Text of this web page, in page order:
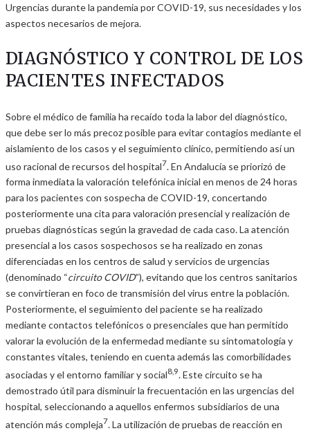
Urgencias durante la pandemia por COVID-19, sus necesidades y los
aspectos necesarios de mejora.
DIAGNÓSTICO Y CONTROL DE LOS
PACIENTES INFECTADOS
Sobre el médico de familia ha recaído toda la labor del diagnóstico,
que debe ser lo más precoz posible para evitar contagios mediante el
aislamiento de los casos y el seguimiento clínico, permitiendo así un
uso racional de recursos del hospital7 . En Andalucía se priorizó de
forma inmediata la valoración telefónica inicial en menos de 24 horas
para los pacientes con sospecha de COVID-19, concertando
posteriormente una cita para valoración presencial y realización de
pruebas diagnósticas según la gravedad de cada caso. La atención
presencial a los casos sospechosos se ha realizado en zonas
diferenciadas en los centros de salud y servicios de urgencias
(denominado “circuito COVID”), evitando que los centros sanitarios
se convirtieran en foco de transmisión del virus entre la población.
Posteriormente, el seguimiento del paciente se ha realizado
mediante contactos telefónicos o presenciales que han permitido
valorar la evolución de la enfermedad mediante su sintomatología y
constantes vitales, teniendo en cuenta además las comorbilidades
asociadas y el entorno familiar y social8,9. Este circuito se ha
demostrado útil para disminuir la frecuentación en las urgencias del
hospital, seleccionando a aquellos enfermos subsidiarios de una
atención más compleja7. La utilización de pruebas de reacción en